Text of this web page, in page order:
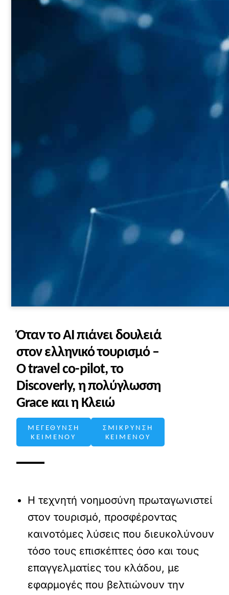
Όταν το AI πιάνει δουλειά
στον ελληνικό τουρισμό –
Ο travel co-pilot, το
Discoverly, η πολύγλωσση
Grace και η Κλειώ
ΜΕΓΕΘΥΝΣΗ
ΚΕΙΜΕΝΟΥ
ΣΜΙΚΡΥΝΣΗ
ΚΕΙΜΕΝΟΥ
Η τεχνητή νοημοσύνη πρωταγωνιστεί
στον τουρισμό, προσφέροντας
καινοτόμες λύσεις που διευκολύνουν
τόσο τους επισκέπτες όσο και τους
επαγγελματίες του κλάδου, με
εφαρμογές που βελτιώνουν την